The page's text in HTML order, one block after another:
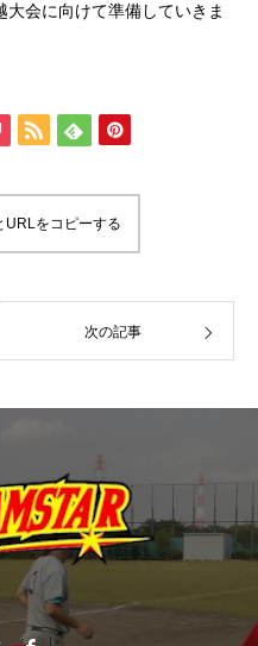
会に向けて準備していきま
URLをコピーする
次の記事